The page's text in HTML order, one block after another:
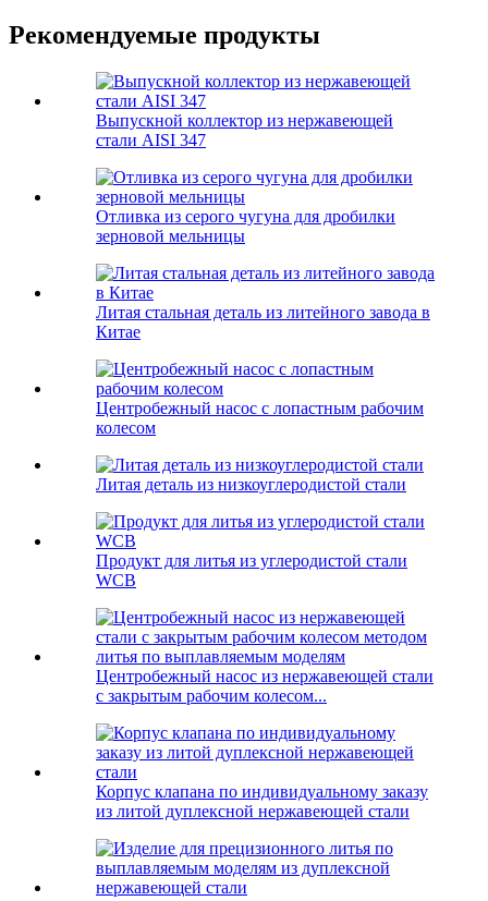
Рекомендуемые продукты
Выпускной коллектор из нержавеющей
стали AISI 347
Отливка из серого чугуна для дробилки
зерновой мельницы
Литая стальная деталь из литейного завода в
Китае
Центробежный насос с лопастным рабочим
колесом
Литая деталь из низкоуглеродистой стали
Продукт для литья из углеродистой стали
WCB
Центробежный насос из нержавеющей стали
с закрытым рабочим колесом...
Корпус клапана по индивидуальному заказу
из литой дуплексной нержавеющей стали